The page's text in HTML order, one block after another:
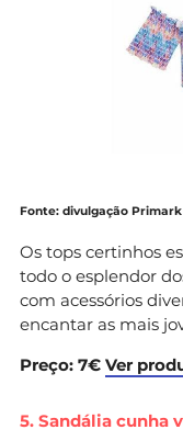
Fonte: divulgação Primark
Os tops certinhos
todo o esplendor
com acessórios
encantar as mais
Preço: 7€ Ver
5. Sandália cunha